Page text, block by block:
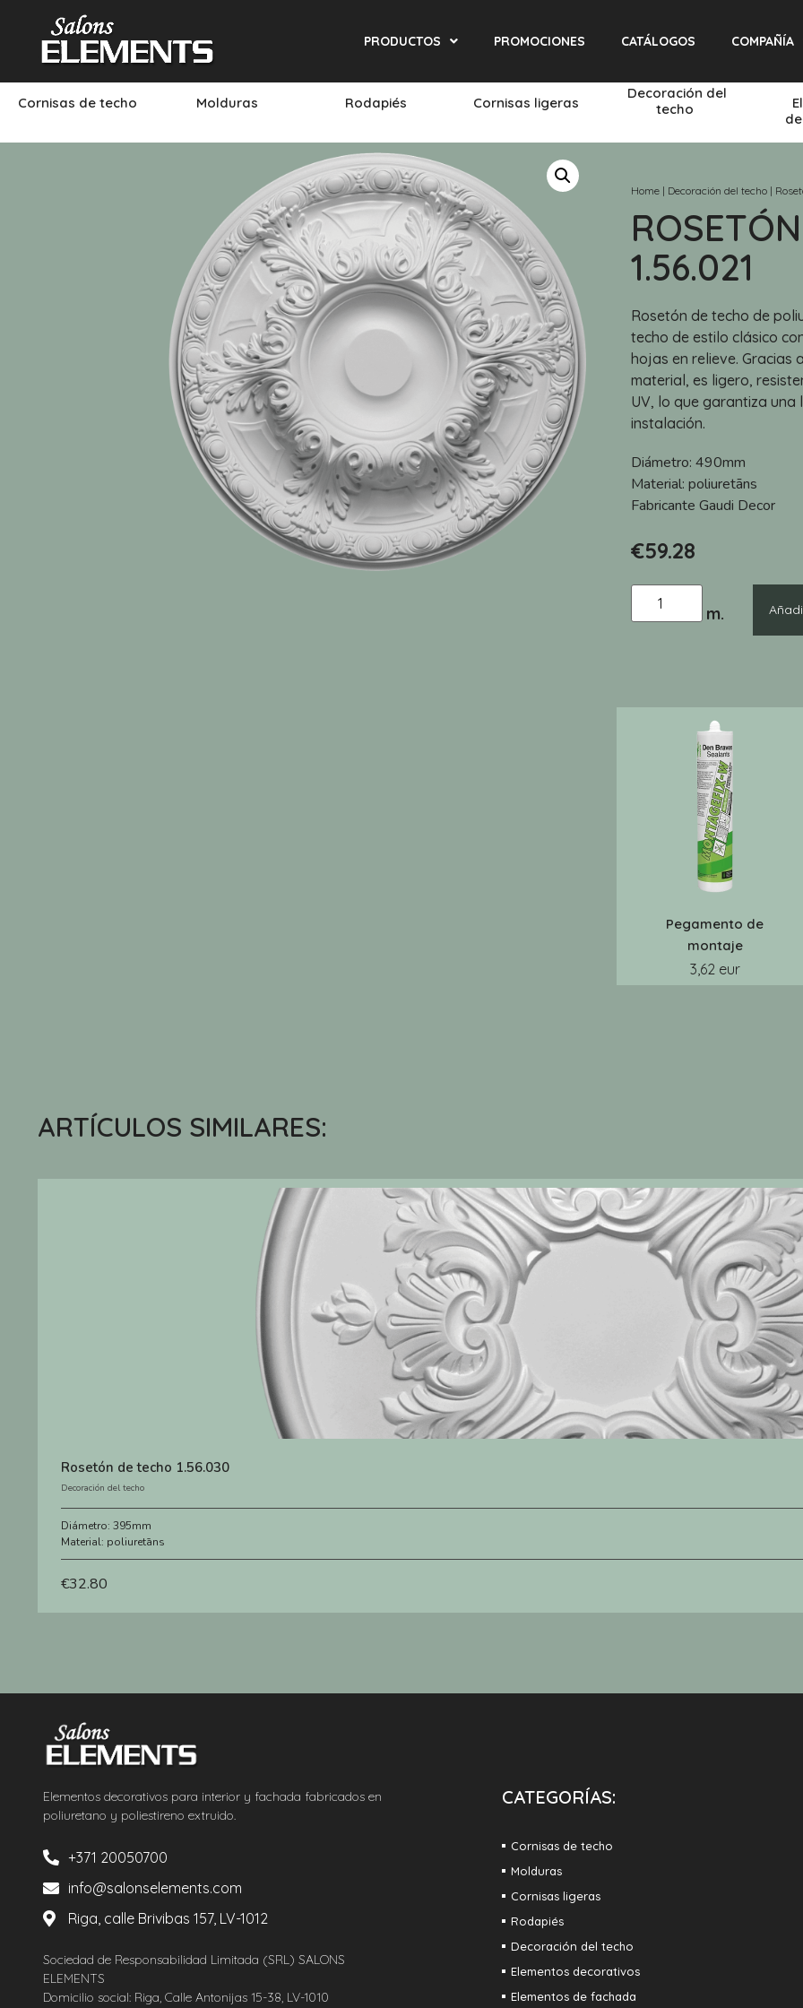
PRODUCTOS PROMOCIONES CATÁLOGOS COMPAÑÍA
Cornisas de techo Molduras Rodapiés Cornisas ligeras
Decoración del
techo
Home | Decoración del techo |
1.56.021
Rosetón de techo de
techo de estilo clásico
hojas en relieve. Gracias
material, es ligero,
UV, lo que garantiza una
instalación.
Diámetro: 490mm
Material: poliuretāns
Fabricante Gaudi Decor
€59.28
Pegamento de
montaje
3,62 eur
ARTÍCULOS SIMILARES:
Rosetón de techo 1.56.030
Decoración del techo
Diámetro: 395mm
Material: poliuretāns
€32.80
Elementos decorativos para interior y fachada fabricados en
poliuretano y poliestireno extruido.
+371 20050700
info@salonselements.com
Riga, calle Brivibas 157, LV-1012
Sociedad de Responsabilidad Limitada (SRL) SALONS
ELEMENTS
Domicilio social: Riga, Calle Antonijas 15-38, LV-1010
CATEGORÍAS:
Cornisas de techo
Molduras
Cornisas ligeras
Rodapiés
Decoración del techo
Elementos decorativos
Elementos de fachada